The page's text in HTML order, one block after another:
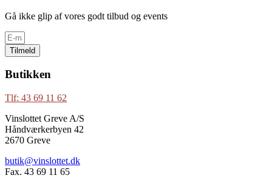
Gå ikke glip af vores godt tilbud og events
Tilmeld
Butikken
Tlf: 43 69 11 62
Vinslottet Greve A/S
Håndværkerbyen 42
2670 Greve
butik@vinslottet.dk
Fax. 43 69 11 65